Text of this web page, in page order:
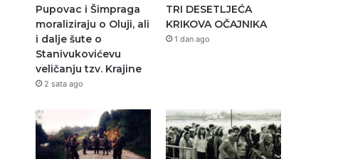
Pupovac i Šimpraga
moraliziraju o Oluji, ali
i dalje šute o
Stanivukovićevu
veličanju tzv. Krajine
2 sata ago
TRI DESETLJEĆA
KRIKOVA OČAJNIKA
1 dan ago